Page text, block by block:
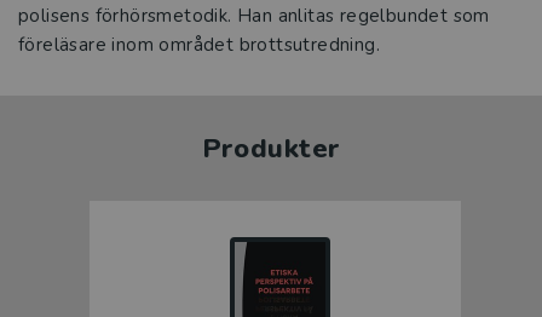
polisens förhörsmetodik. Han anlitas regelbundet som
föreläsare inom området brottsutredning.
Produkter